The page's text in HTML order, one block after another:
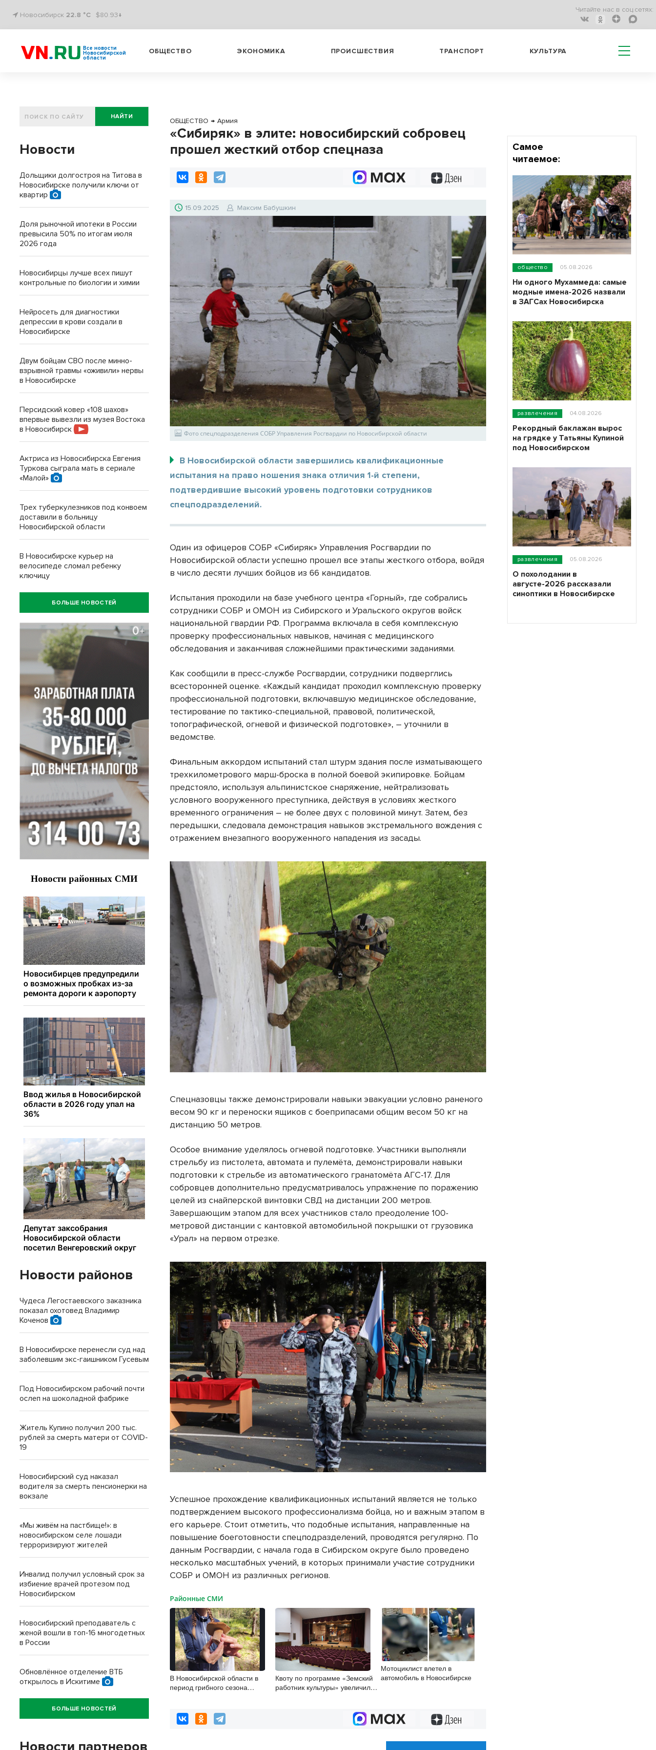
Новосибирск 22.8 °C $80.93↓
Читайте нас в соц.сетях:
Все новости
Новосибирской
области
ОБЩЕСТВО ЭКОНОМИКА ПРОИСШЕСТВИЯ ТРАНСПОРТ КУЛЬТУРА
ОБЩЕСТВО → Армия
«Сибиряк» в элите: новосибирский собровец
прошел жесткий отбор спецназа
15.09.2025 Максим Бабушкин
Фото спецподразделения СОБР Управления Росгвардии по Новосибирской области
В Новосибирской области завершились квалификационные
испытания на право ношения знака отличия 1-й степени,
подтвердившие высокий уровень подготовки сотрудников
спецподразделений.
Один из офицеров СОБР «Сибиряк» Управления Росгвардии по
Новосибирской области успешно прошел все этапы жесткого отбора, войдя
в число десяти лучших бойцов из 66 кандидатов.
Испытания проходили на базе учебного центра «Горный», где собрались
сотрудники СОБР и ОМОН из Сибирского и Уральского округов войск
национальной гвардии РФ. Программа включала в себя комплексную
проверку профессиональных навыков, начиная с медицинского
обследования и заканчивая сложнейшими практическими заданиями.
Как сообщили в пресс-службе Росгвардии, сотрудники подверглись
всесторонней оценке. «Каждый кандидат проходил комплексную проверку
профессиональной подготовки, включавшую медицинское обследование,
тестирование по тактико-специальной, правовой, политической,
топографической, огневой и физической подготовке», – уточнили в
ведомстве.
Финальным аккордом испытаний стал штурм здания после изматывающего
трехкилометрового марш-броска в полной боевой экипировке. Бойцам
предстояло, используя альпинистское снаряжение, нейтрализовать
условного вооруженного преступника, действуя в условиях жесткого
временного ограничения – не более двух с половиной минут. Затем, без
передышки, следовала демонстрация навыков экстремального вождения с
отражением внезапного вооруженного нападения из засады.
Спецназовцы также демонстрировали навыки эвакуации условно раненого
весом 90 кг и переноски ящиков с боеприпасами общим весом 50 кг на
дистанцию 50 метров.
Особое внимание уделялось огневой подготовке. Участники выполняли
стрельбу из пистолета, автомата и пулемёта, демонстрировали навыки
подготовки к стрельбе из автоматического гранатомёта АГС-17. Для
собровцев дополнительно предусматривалось упражнение по поражению
целей из снайперской винтовки СВД на дистанции 200 метров.
Завершающим этапом для всех участников стало преодоление 100-
метровой дистанции с кантовкой автомобильной покрышки от грузовика
«Урал» на первом отрезке.
Успешное прохождение квалификационных испытаний является не только
подтверждением высокого профессионализма бойца, но и важным этапом в
его карьере. Стоит отметить, что подобные испытания, направленные на
повышение боеготовности спецподразделений, проводятся регулярно. По
данным Росгвардии, с начала года в Сибирском округе было проведено
несколько масштабных учений, в которых принимали участие сотрудники
СОБР и ОМОН из различных регионов.
Районные СМИ
В Новосибирской области в
период грибного сезона
Квоту по программе «Земский
работник культуры» увеличили
Мотоциклист влетел в
автомобиль в Новосибирске
НАЙТИ
Новости
Дольщики долгостроя на Титова в
Новосибирске получили ключи от
квартир
Доля рыночной ипотеки в России
превысила 50% по итогам июля
2026 года
Новосибирцы лучше всех пишут
контрольные по биологии и химии
Нейросеть для диагностики
депрессии в крови создали в
Новосибирске
Двум бойцам СВО после минно-
взрывной травмы «оживили» нервы
в Новосибирске
Персидский ковер «108 шахов»
впервые вывезли из музея Востока
в Новосибирск
Актриса из Новосибирска Евгения
Туркова сыграла мать в сериале
«Малой»
Трех туберкулезников под конвоем
доставили в больницу
Новосибирской области
В Новосибирске курьер на
велосипеде сломал ребенку
ключицу
БОЛЬШЕ НОВОСТЕЙ
Новости районов
Чудеса Легостаевского заказника
показал охотовед Владимир
Коченов
В Новосибирске перенесли суд над
заболевшим экс-гаишником Гусевым
Под Новосибирском рабочий почти
ослеп на шоколадной фабрике
Житель Купино получил 200 тыс.
рублей за смерть матери от COVID-
19
Новосибирский суд наказал
водителя за смерть пенсионерки на
вокзале
«Мы живём на пастбище!»: в
новосибирском селе лошади
терроризируют жителей
Инвалид получил условный срок за
избиение врачей протезом под
Новосибирском
Новосибирский преподаватель с
женой вошли в топ-16 многодетных
в России
Обновлённое отделение ВТБ
открылось в Искитиме
БОЛЬШЕ НОВОСТЕЙ
Новости партнеров
Самое
читаемое:
общество 05.08.2026
Ни одного Мухаммеда: самые
модные имена-2026 назвали
в ЗАГСах Новосибирска
развлечения 04.08.2026
Рекордный баклажан вырос
на грядке у Татьяны Купиной
под Новосибирском
развлечения 05.08.2026
О похолодании в
августе-2026 рассказали
синоптики в Новосибирске